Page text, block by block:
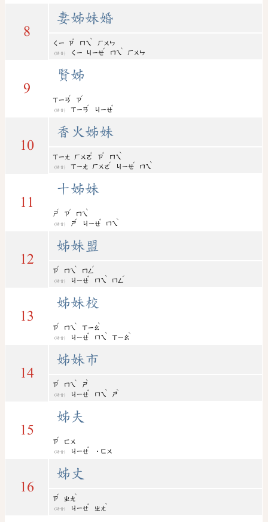
8
妻姊妹婚
ㄑㄧ ㄗ
ˇ
ㄇㄟ
ˋ
ㄏㄨㄣ
(語音) ㄑㄧ ㄐㄧㄝ
ˇ
ㄇㄟ
ˋ
ㄏㄨㄣ
9
賢姊
ㄒㄧㄢ
ˊ
ㄗ
ˇ
(語音) ㄒㄧㄢ
ˊ
ㄐㄧㄝ
ˇ
10
香火姊妹
ㄒㄧㄤ ㄏㄨㄛ
ˇ
ㄗ
ˇ
ㄇㄟ
ˋ
(語音) ㄒㄧㄤ ㄏㄨㄛ
ˇ
ㄐㄧㄝ
ˇ
ㄇㄟ
ˋ
11
十姊妹
ㄕ
ˊ
ㄗ
ˇ
ㄇㄟ
ˋ
(語音) ㄕ
ˊ
ㄐㄧㄝ
ˇ
ㄇㄟ
ˋ
12
姊妹盟
ㄗ
ˇ
ㄇㄟ
ˋ
ㄇㄥ
ˊ
(語音) ㄐㄧㄝ
ˇ
ㄇㄟ
ˋ
ㄇㄥ
ˊ
13
姊妹校
ㄗ
ˇ
ㄇㄟ
ˋ
ㄒㄧㄠ
ˋ
(語音) ㄐㄧㄝ
ˇ
ㄇㄟ
ˋ
ㄒㄧㄠ
ˋ
14
姊妹市
ㄗ
ˇ
ㄇㄟ
ˋ
ㄕ
ˋ
(語音) ㄐㄧㄝ
ˇ
ㄇㄟ
ˋ
ㄕ
ˋ
15
姊夫
ㄗ
ˇ
ㄈㄨ
(語音) ㄐㄧㄝ
ˇ
˙ㄈㄨ
16
姊丈
ㄗ
ˇ
ㄓㄤ
ˋ
(語音) ㄐㄧㄝ
ˇ
ㄓㄤ
ˋ